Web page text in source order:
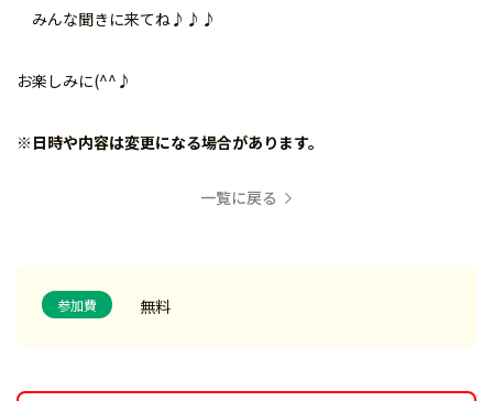
みんな聞きに来てね♪♪♪
お楽しみに(^^♪
※日時や内容は変更になる場合があります。
一覧に戻る
参加費 無料